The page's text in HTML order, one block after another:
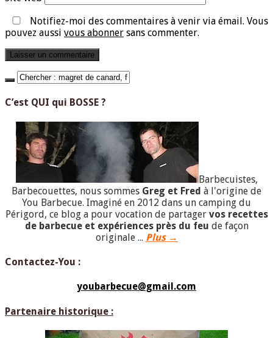
Notifiez-moi des commentaires à venir via émail. Vous
pouvez aussi vous abonner sans commenter.
C’est QUI qui BOSSE ?
Barbecuistes,
Barbecouettes, nous sommes Greg et Fred à l'origine de
You Barbecue. Imaginé en 2012 dans un camping du
Périgord, ce blog a pour vocation de partager vos recettes
de barbecue et expériences près du feu de façon
originale ... Plus →
Contactez-You :
youbarbecue@gmail.com
Partenaire historique :